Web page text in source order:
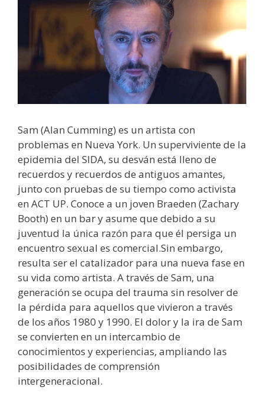
Sam (Alan Cumming) es un artista con
problemas en Nueva York. Un superviviente de la
epidemia del SIDA, su desván está lleno de
recuerdos y recuerdos de antiguos amantes,
junto con pruebas de su tiempo como activista
en ACT UP. Conoce a un joven Braeden (Zachary
Booth) en un bar y asume que debido a su
juventud la única razón para que él persiga un
encuentro sexual es comercial.Sin embargo,
resulta ser el catalizador para una nueva fase en
su vida como artista. A través de Sam, una
generación se ocupa del trauma sin resolver de
la pérdida para aquellos que vivieron a través
de los años 1980 y 1990. El dolor y la ira de Sam
se convierten en un intercambio de
conocimientos y experiencias, ampliando las
posibilidades de comprensión
intergeneracional.